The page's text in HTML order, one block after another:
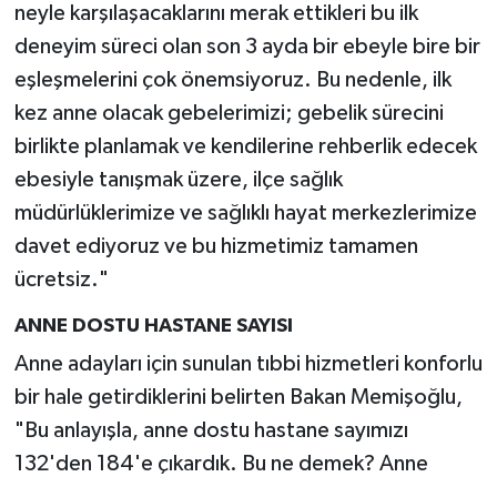
neyle karşılaşacaklarını merak ettikleri bu ilk
deneyim süreci olan son 3 ayda bir ebeyle bire bir
eşleşmelerini çok önemsiyoruz. Bu nedenle, ilk
kez anne olacak gebelerimizi; gebelik sürecini
birlikte planlamak ve kendilerine rehberlik edecek
ebesiyle tanışmak üzere, ilçe sağlık
müdürlüklerimize ve sağlıklı hayat merkezlerimize
davet ediyoruz ve bu hizmetimiz tamamen
ücretsiz."
ANNE DOSTU HASTANE SAYISI
Anne adayları için sunulan tıbbi hizmetleri konforlu
bir hale getirdiklerini belirten Bakan Memişoğlu,
"Bu anlayışla, anne dostu hastane sayımızı
132'den 184'e çıkardık. Bu ne demek? Anne